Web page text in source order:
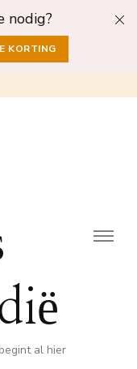
nodig?
KORTING
al hier